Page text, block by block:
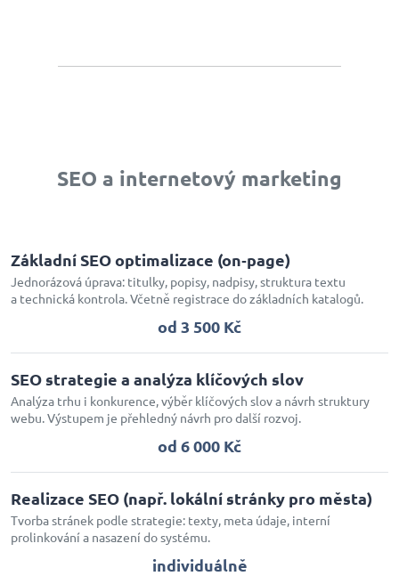
SEO a internetový marketing
Základní SEO optimalizace (on‑page)
Jednorázová úprava: titulky, popisy, nadpisy, struktura textu
a technická kontrola. Včetně registrace do základních katalogů.
od 3 500 Kč
SEO strategie a analýza klíčových slov
Analýza trhu i konkurence, výběr klíčových slov a návrh struktury
webu. Výstupem je přehledný návrh pro další rozvoj.
od 6 000 Kč
Realizace SEO (např. lokální stránky pro města)
Tvorba stránek podle strategie: texty, meta údaje, interní
prolinkování a nasazení do systému.
individuálně